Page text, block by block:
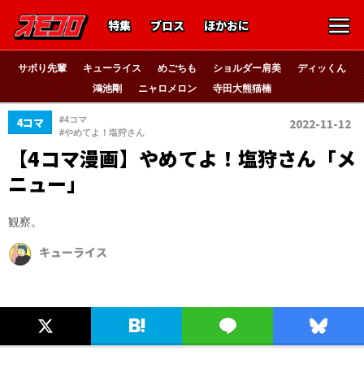
特集 ブロス ほかおに
サボり先輩 キューライス めごちも ショルダー肩美
ディッくん
鴻池剛
ニャロメロン 寺田大熊猫楠
4コマ #4コマ
#やめてよ！塩狩さん
2022-11-12
【4コマ漫画】やめてよ！塩狩さん「メ
ニュー」
観察。
キューライス